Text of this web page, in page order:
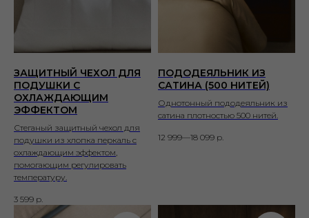
ЗАЩИТНЫЙ ЧЕХОЛ ДЛЯ
ПОДУШКИ С
ОХЛАЖДАЮЩИМ
ЭФФЕКТОМ
Стеганый защитный чехол для
подушки из хлопка перкаль с
охлаждающим эффектом,
помогающим регулировать
температуру.
3 599 р.
ПОДОДЕЯЛЬНИК ИЗ
САТИНА (500 НИТЕЙ)
Однотонный пододеяльник из
сатина плотностью 500 нитей.
12 999—18 099 р.